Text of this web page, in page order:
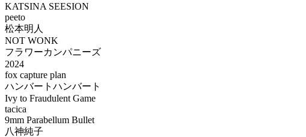
KATSINA SEESION
peeto
松本明人
NOT WONK
フラワーカンパニーズ
2024
fox capture plan
ハンバートハンバート
Ivy to Fraudulent Game
tacica
9mm Parabellum Bullet
八神純子